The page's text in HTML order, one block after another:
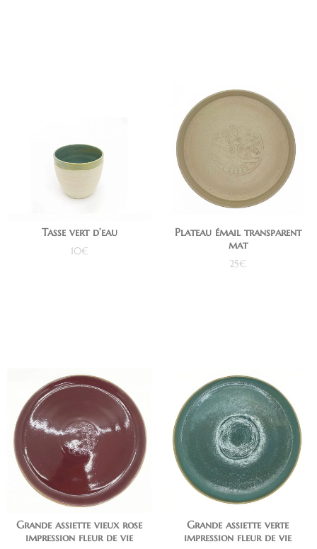
Tasse vert d’eau
10€
Plateau émail transparent
mat
25€
Grande assiette vieux rose
impression fleur de vie
Grande assiette verte
impression fleur de vie